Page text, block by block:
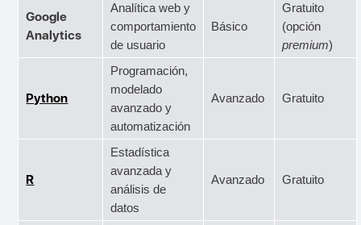
Google
Analytics
Analítica web y
comportamiento
de usuario
Básico
Gratuito
(opción
premium)
Python
Programación,
modelado
avanzado y
automatización
Avanzado Gratuito
R
Estadística
avanzada y
análisis de
datos
Avanzado Gratuito